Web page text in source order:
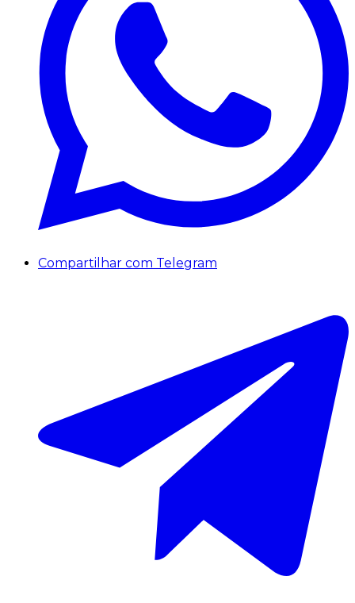
Compartilhar com Telegram